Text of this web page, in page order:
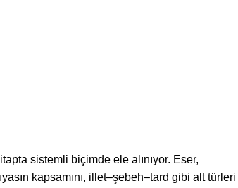
sistemli biçimde ele alınıyor. Eser,
kapsamını, illet–şebeh–tard gibi alt türleri